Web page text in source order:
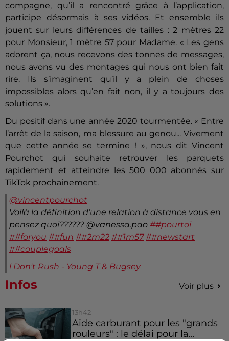
compagne, qu’il a rencontré grâce à l’application,
participe désormais à ses vidéos. Et ensemble ils
jouent sur leurs différences de tailles : 2 mètres 22
pour Monsieur, 1 mètre 57 pour Madame. « Les gens
adorent ça, nous recevons des tonnes de messages,
nous avons vu des montages qui nous ont bien fait
rire. Ils s’imaginent qu’il y a plein de choses
impossibles alors qu’en fait non, il y a toujours des
solutions ».
Du positif dans une année 2020 tourmentée. « Entre
l’arrêt de la saison, ma blessure au genou... Vivement
que cette année se termine ! », nous dit Vincent
Pourchot qui souhaite retrouver les parquets
rapidement et atteindre les 500 000 abonnés sur
TikTok prochainement.
@vincentpourchot
Voilà la définition d’une relation à distance vous en
pensez quoi?????? @vanessa.pao ##pourtoi
##foryou ##fun ##2m22 ##1m57 ##newstart
##couplegoals
l Don't Rush - Young T & Bugsey
Infos Voir plus
13h42
Aide carburant pour les "grands
rouleurs" : le délai pour la...